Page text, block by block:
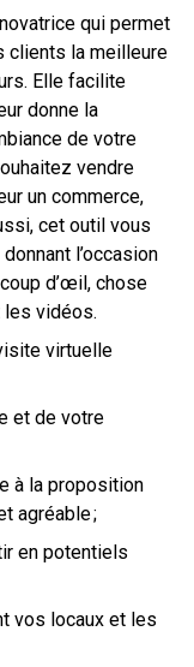
qui permet
clients la meilleure
Elle facilite
donne la
de votre
vendre
un commerce,
cet outil vous
l’occasion
d’œil, chose
les vidéos.
virtuelle
et de votre
à la proposition
agréable ;
en potentiels
vos locaux et les